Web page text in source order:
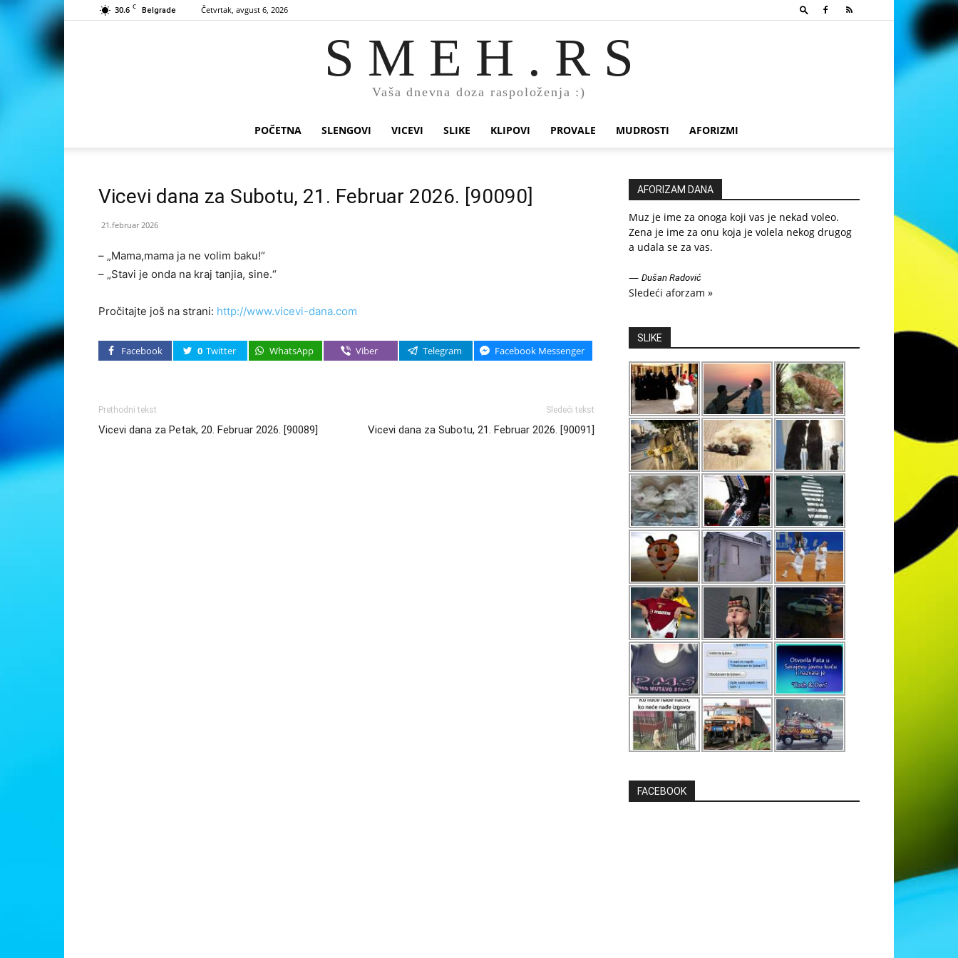
30.6 C Belgrade Četvrtak, avgust 6, 2026
S M E H . R S
Vaša dnevna doza raspoloženja :)
POČETNA SLENGOVI VICEVI SLIKE KLIPOVI PROVALE MUDROSTI AFORIZMI
Vicevi dana za Subotu, 21. Februar 2026. [90090]
21.februar 2026
– „Mama,mama ja ne volim baku!“
– „Stavi je onda na kraj tanjia, sine.“
Pročitajte još na strani: http://www.vicevi-dana.com
Facebook 0 Twitter WhatsApp Viber Telegram Facebook Messenger
Prethodni tekst
Vicevi dana za Petak, 20. Februar 2026. [90089]
Sledeći tekst
Vicevi dana za Subotu, 21. Februar 2026. [90091]
AFORIZAM DANA
Muz je ime za onoga koji vas je nekad voleo.
Zena je ime za onu koja je volela nekog drugog
a udala se za vas.
— Dušan Radović
Sledeći aforzam »
SLIKE
FACEBOOK